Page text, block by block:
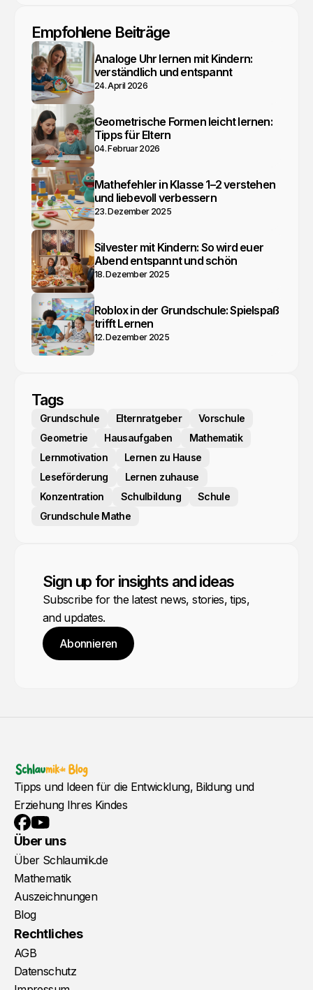
Empfohlene Beiträge
Analoge Uhr lernen mit Kindern:
verständlich und entspannt
24. April 2026
Geometrische Formen leicht lernen:
Tipps für Eltern
04. Februar 2026
Mathefehler in Klasse 1–2 verstehen
und liebevoll verbessern
23. Dezember 2025
Silvester mit Kindern: So wird euer
Abend entspannt und schön
18. Dezember 2025
Roblox in der Grundschule: Spielspaß
trifft Lernen
12. Dezember 2025
Tags
Grundschule Elternratgeber
Vorschule
Geometrie
Hausaufgaben
Mathematik
Lernmotivation
Lernen zu Hause
Leseförderung
Lernen zuhause
Konzentration
Schulbildung
Schule
Grundschule Mathe
Sign up for insights and ideas
Subscribe for the latest news, stories, tips,
and updates.
Abonnieren
Tipps und Ideen für die Entwicklung, Bildung und
Erziehung Ihres Kindes
Facebook
YouTube
Über uns
Über Schlaumik.de
Mathematik
Auszeichnungen
Blog
Rechtliches
AGB
Datenschutz